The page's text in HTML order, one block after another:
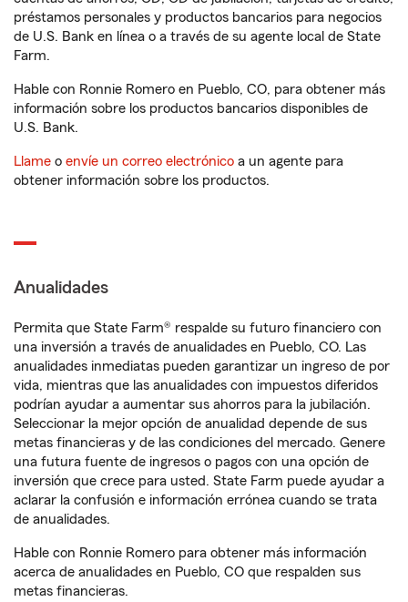
préstamos personales y productos bancarios para negocios
de U.S. Bank en línea o a través de su agente local de State
Farm.
Hable con Ronnie Romero en Pueblo, CO, para obtener más
información sobre los productos bancarios disponibles de
U.S. Bank.
Llame o envíe un correo electrónico a un agente para
obtener información sobre los productos.
Anualidades
Permita que State Farm® respalde su futuro financiero con
una inversión a través de anualidades en Pueblo, CO. Las
anualidades inmediatas pueden garantizar un ingreso de por
vida, mientras que las anualidades con impuestos diferidos
podrían ayudar a aumentar sus ahorros para la jubilación.
Seleccionar la mejor opción de anualidad depende de sus
metas financieras y de las condiciones del mercado. Genere
una futura fuente de ingresos o pagos con una opción de
inversión que crece para usted. State Farm puede ayudar a
aclarar la confusión e información errónea cuando se trata
de anualidades.
Hable con Ronnie Romero para obtener más información
acerca de anualidades en Pueblo, CO que respalden sus
metas financieras.